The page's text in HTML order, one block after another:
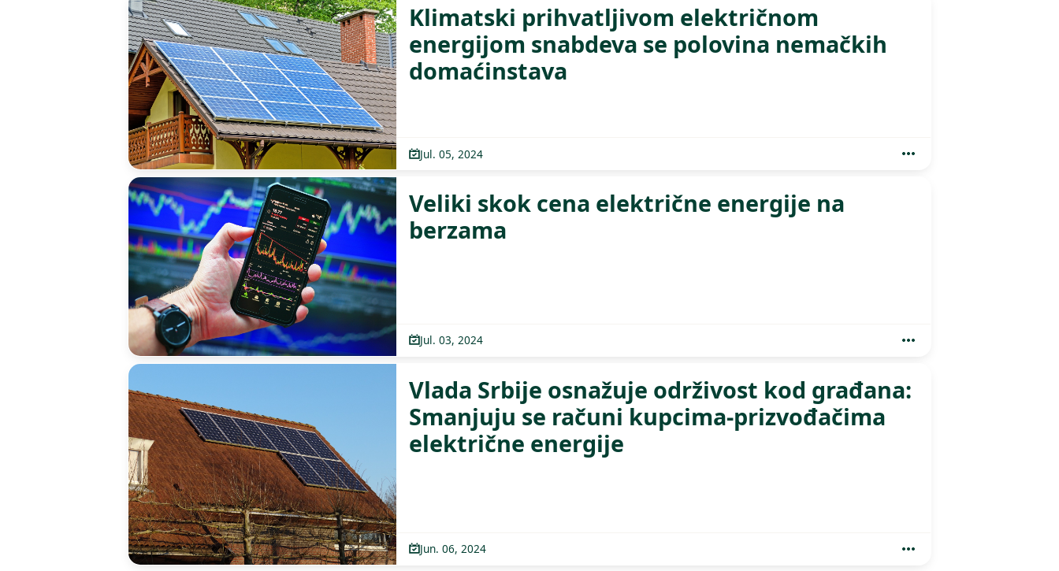
Klimatski prihvatljivom električnom
energijom snabdeva se polovina nemačkih
domaćinstava
Jul. 05, 2024
Veliki skok cena električne energije na
berzama
Jul. 03, 2024
Vlada Srbije osnažuje održivost kod građana:
Smanjuju se računi kupcima-prizvođačima
električne energije
Jun. 06, 2024